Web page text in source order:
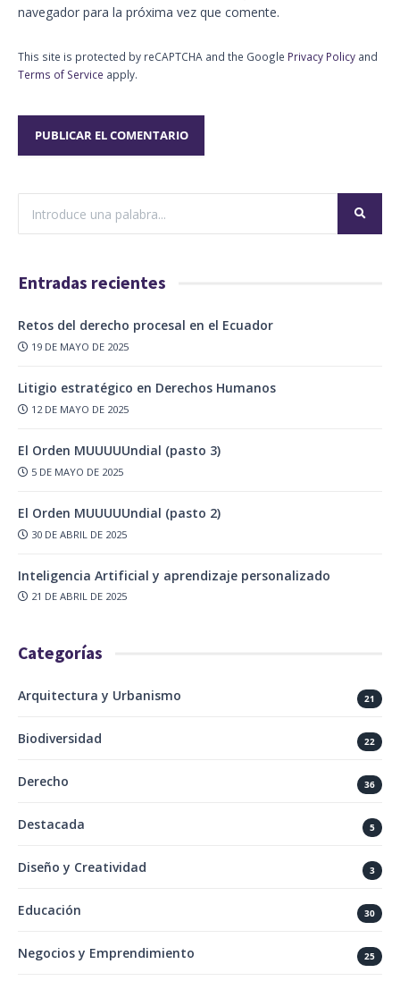
navegador para la próxima vez que comente.
This site is protected by reCAPTCHA and the Google Privacy Policy and
Terms of Service apply.
Entradas recientes
Retos del derecho procesal en el Ecuador
19 DE MAYO DE 2025
Litigio estratégico en Derechos Humanos
12 DE MAYO DE 2025
El Orden MUUUUUndial (pasto 3)
5 DE MAYO DE 2025
El Orden MUUUUUndial (pasto 2)
30 DE ABRIL DE 2025
Inteligencia Artificial y aprendizaje personalizado
21 DE ABRIL DE 2025
Categorías
Arquitectura y Urbanismo 21
Biodiversidad 22
Derecho 36
Destacada 5
Diseño y Creatividad 3
Educación 30
Negocios y Emprendimiento 25